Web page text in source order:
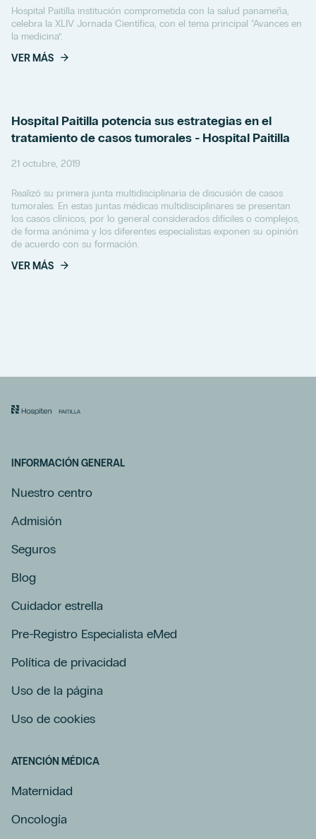
Hospital Paitilla institución comprometida con la salud panameña,
celebra la XLIV Jornada Científica, con el tema principal “Avances en
la medicina”.
VER MÁS
Hospital Paitilla potencia sus estrategias en el
tratamiento de casos tumorales - Hospital Paitilla
21 octubre, 2019
Realizó su primera junta multidisciplinaria de discusión de casos
tumorales. En estas juntas médicas multidisciplinares se presentan
los casos clínicos, por lo general considerados difíciles o complejos,
de forma anónima y los diferentes especialistas exponen su opinión
de acuerdo con su formación.
VER MÁS
INFORMACIÓN GENERAL
Nuestro centro
Admisión
Seguros
Blog
Cuidador estrella
Pre-Registro Especialista eMed
Política de privacidad
Uso de la página
Uso de cookies
ATENCIÓN MÉDICA
Maternidad
Oncología